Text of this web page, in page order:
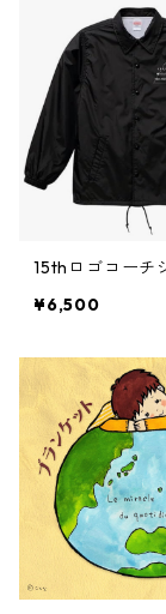
15thロゴコーチ
¥6,500